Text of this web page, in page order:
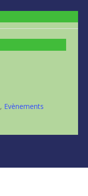
, Evènements